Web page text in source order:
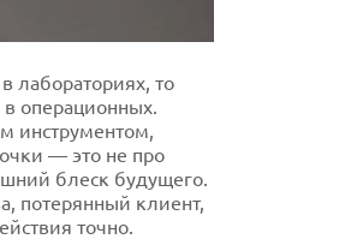
лабораториях, то
операционных.
инструментом,
— это не про
блеск будущего.
потерянный клиент,
точно.